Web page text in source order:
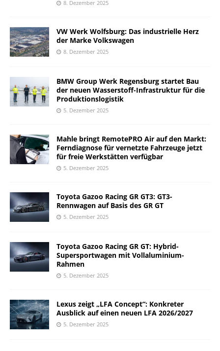
8. Dezember 2025
VW Werk Wolfsburg: Das industrielle Herz
der Marke Volkswagen
8. Dezember 2025
BMW Group Werk Regensburg startet Bau
der neuen Wasserstoff-Infrastruktur für die
Produktionslogistik
5. Dezember 2025
Mahle bringt RemotePRO Air auf den Markt:
Ferndiagnose für vernetzte Fahrzeuge jetzt
für freie Werkstätten verfügbar
5. Dezember 2025
Toyota Gazoo Racing GR GT3: GT3-
Rennwagen auf Basis des GR GT
5. Dezember 2025
Toyota Gazoo Racing GR GT: Hybrid-
Supersportwagen mit Vollaluminium-
Rahmen
5. Dezember 2025
Lexus zeigt „LFA Concept“: Konkreter
Ausblick auf einen neuen LFA 2026/2027
5. Dezember 2025